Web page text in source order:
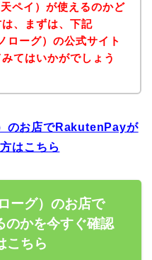
ペイ）が使えるのかど
、まずは、下記
ーグ）の公式サイト
てはいかがでしょう
のお店でRakutenPayが
はこちら
ーグ）のお店で
かを今すぐ確認
こちら